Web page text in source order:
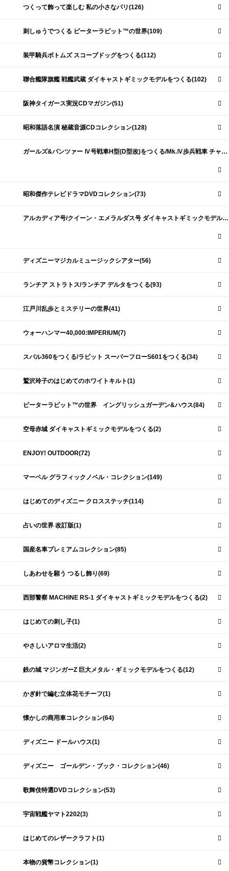
つくって飾って楽しむ 私の小さなパリ(126)
刺しゅうでつくる ピーターラビット™の世界(109)
装甲騎兵ボトムズ スコープドッグをつくる(112)
聯合艦隊旗艦 戦艦武蔵 ダイキャストギミックモデルをつくる(102)
阪神タイガース実況CDマガジン(51)
昭和落語名演 秘蔵音源CDコレクション(128)
ガールズ&パンツァー Ⅳ号戦車H型(D型改)をつくる/Mk.Ⅳ歩兵戦車 チャーチルMk.Ⅶをつくる(191)
昭和傑作テレビドラマDVDコレクション(73)
アルカディア号/クイーン・エメラルダス号 ダイキャストギミックモデルをつくる(159)
ディズニーマジカルミュージックシアター(56)
ランチア ストラトス/ランチア デルタをつくる(93)
江戸川乱歩とミステリーの世界(41)
ウォーハンマー40,000:IMPERIUM(7)
スバル360をつくる/ラビット スーパーフローS601をつくる(34)
鷲沢玲子のはじめてのホワイトキルト(1)
ピーターラビット™の世界 イングリッシュガーデン&ハウス(84)
空母赤城 ダイキャストギミックモデルをつくる(2)
ENJOY! OUTDOOR(72)
マーベル グラフィックノベル・コレクション(149)
はじめてのディズニー クロスステッチ(114)
占いの世界 改訂版(1)
国産名車プレミアムコレクション(85)
しあわせを願う つるし飾り(69)
西部警察 MACHINE RS-1 ダイキャストギミックモデルをつくる(2)
はじめての刺し子(1)
やさしいアロマ生活(2)
鉄の城 マジンガーZ 巨大メタル・ギミックモデルをつくる(12)
かぎ針で編む立体花モチーフ(1)
懐かしの商用車コレクション(64)
ディズニー ドールハウス(1)
ディズニー ゴールデン・ブック・コレクション(46)
歌舞伎特選DVDコレクション(53)
宇宙戦艦ヤマト2202(3)
はじめてのレザークラフト(1)
本物の貨幣コレクション(1)